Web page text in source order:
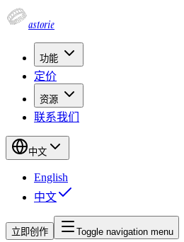
astorie
功能
定价
资源
联系我们
中文
English
中文
立即创作 Toggle navigation menu